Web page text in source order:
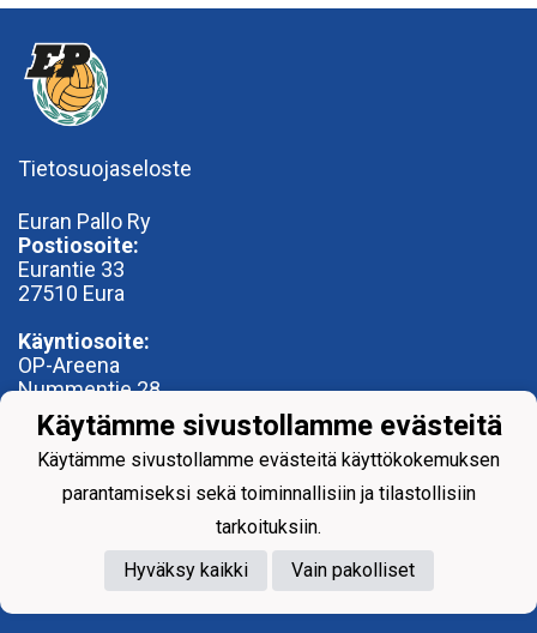
Tietosuojaseloste
Euran Pallo Ry
Postiosoite:
Eurantie 33
27510 Eura
Käyntiosoite:
OP-Areena
Nummentie 28
27500 Kauttua
toimisto@euranpallo.fi
Powered by
Käytämme sivustollamme evästeitä
Käytämme sivustollamme evästeitä käyttökokemuksen
parantamiseksi sekä toiminnallisiin ja tilastollisiin
tarkoituksiin.
Hyväksy kaikki
Vain pakolliset